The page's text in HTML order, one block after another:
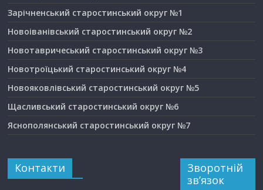
Зарічненський старостинський округ №1
Новоіванівський старостинський округ №2
Новотавричеський старостинський округ №3
Новотроїцький старостинський округ №4
Новояковлівський старостинський округ №5
Щасливський старостинський округ №6
Яснополянський старостинський округ №7
Контакти
Зворотній
зв’язок